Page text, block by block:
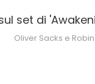
Oliver Sacks e